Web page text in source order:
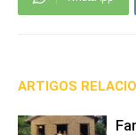
ARTIGOS